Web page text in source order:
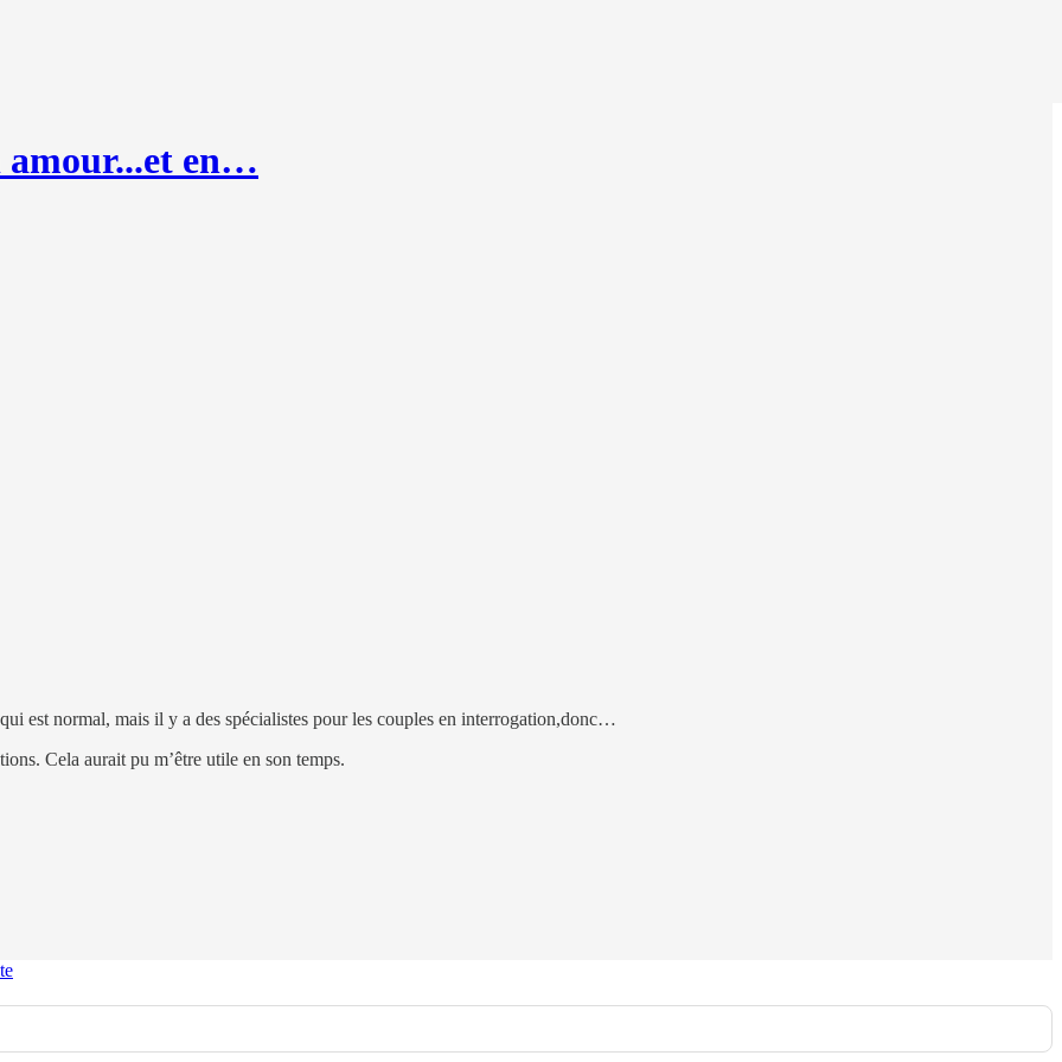
amour...et en…
est normal, mais il y a des spécialistes pour les couples en interrogation,donc…
Cela aurait pu m’être utile en son temps.